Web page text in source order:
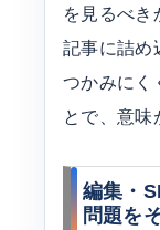
を見るべき
記事に詰め
つかみにく
とで、意味
編集・
問題を